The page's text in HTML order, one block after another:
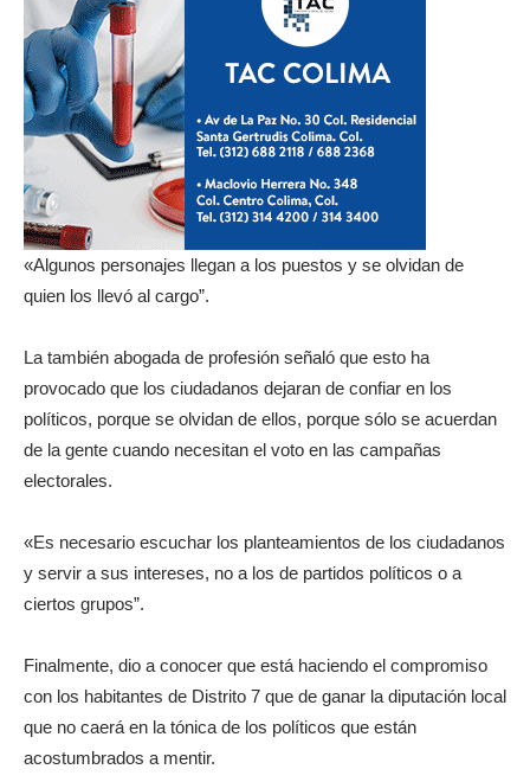
«Algunos personajes llegan a los puestos y se olvidan de
quien los llevó al cargo”.
La también abogada de profesión señaló que esto ha
provocado que los ciudadanos dejaran de confiar en los
políticos, porque se olvidan de ellos, porque sólo se acuerdan
de la gente cuando necesitan el voto en las campañas
electorales.
«Es necesario escuchar los planteamientos de los ciudadanos
y servir a sus intereses, no a los de partidos políticos o a
ciertos grupos”.
Finalmente, dio a conocer que está haciendo el compromiso
con los habitantes de Distrito 7 que de ganar la diputación local
que no caerá en la tónica de los políticos que están
acostumbrados a mentir.